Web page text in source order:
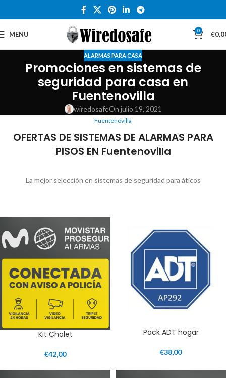
MENU 0 €
ALARMAS PARA CASA
Promociones en sistemas de
seguridad para casa en
Fuentenovilla
wiredosafeOn julio 19, 2021
Fuentenovilla
OFERTAS DE SISTEMAS DE ALARMAS PARA
PISOS EN Fuentenovilla
La mejor selección en sistemas de seguridad para áticos
Kit Chalet
€42,00
Pack ADT hogar
€38,00